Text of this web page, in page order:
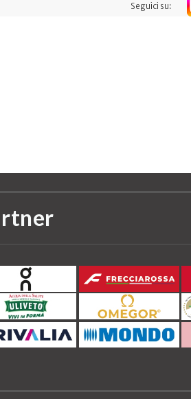
Seguici su: